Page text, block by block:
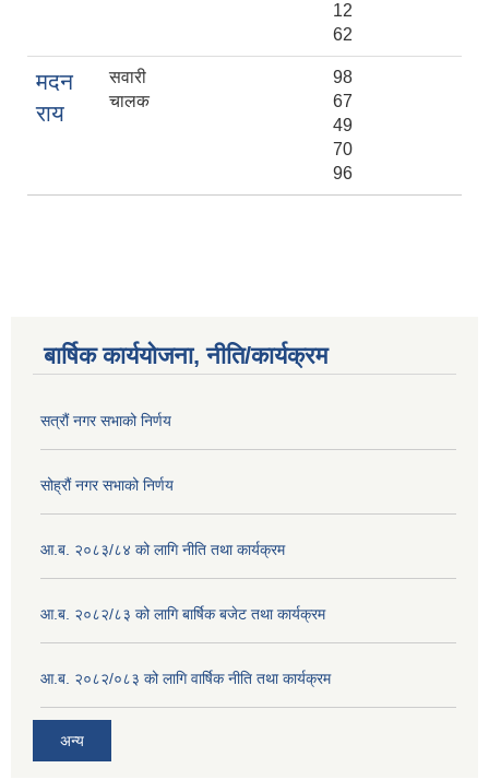
12
62
मदन
राय
सवारी
चालक
98
67
49
70
96
बार्षिक कार्ययोजना, नीति/कार्यक्रम
सत्रौं नगर सभाको निर्णय
सोह्रौं नगर सभाको निर्णय
आ.ब. २०८३/८४ को लागि नीति तथा कार्यक्रम
आ.ब. २०८२/८३ को लागि बार्षिक बजेट तथा कार्यक्रम
आ.ब. २०८२/०८३ को लागि वार्षिक नीति तथा कार्यक्रम
अन्य